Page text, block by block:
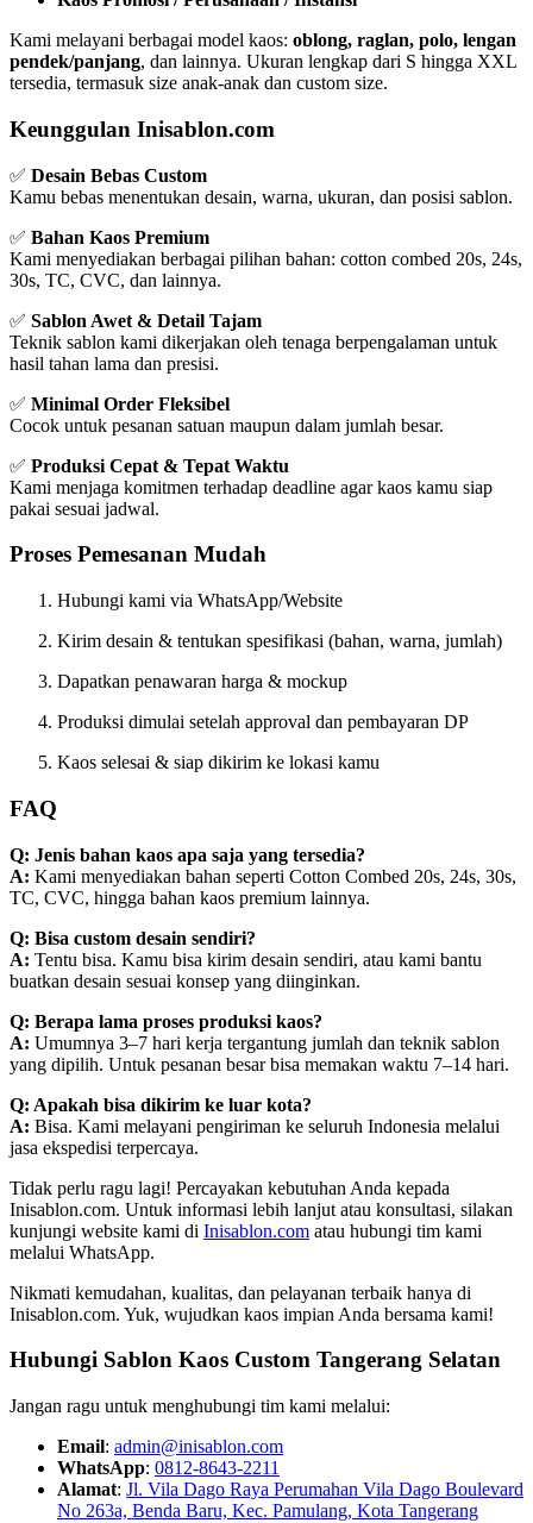
Kami melayani berbagai model kaos: oblong, raglan, polo, lengan
pendek/panjang, dan lainnya. Ukuran lengkap dari S hingga XXL
tersedia, termasuk size anak-anak dan custom size.
Keunggulan Inisablon.com
✅ Desain Bebas Custom
Kamu bebas menentukan desain, warna, ukuran, dan posisi sablon.
✅ Bahan Kaos Premium
Kami menyediakan berbagai pilihan bahan: cotton combed 20s, 24s,
30s, TC, CVC, dan lainnya.
✅ Sablon Awet & Detail Tajam
Teknik sablon kami dikerjakan oleh tenaga berpengalaman untuk
hasil tahan lama dan presisi.
✅ Minimal Order Fleksibel
Cocok untuk pesanan satuan maupun dalam jumlah besar.
✅ Produksi Cepat & Tepat Waktu
Kami menjaga komitmen terhadap deadline agar kaos kamu siap
pakai sesuai jadwal.
Proses Pemesanan Mudah
Hubungi kami via WhatsApp/Website
Kirim desain & tentukan spesifikasi (bahan, warna, jumlah)
Dapatkan penawaran harga & mockup
Produksi dimulai setelah approval dan pembayaran DP
Kaos selesai & siap dikirim ke lokasi kamu
FAQ
Q: Jenis bahan kaos apa saja yang tersedia?
A: Kami menyediakan bahan seperti Cotton Combed 20s, 24s, 30s,
TC, CVC, hingga bahan kaos premium lainnya.
Q: Bisa custom desain sendiri?
A: Tentu bisa. Kamu bisa kirim desain sendiri, atau kami bantu
buatkan desain sesuai konsep yang diinginkan.
Q: Berapa lama proses produksi kaos?
A: Umumnya 3–7 hari kerja tergantung jumlah dan teknik sablon
yang dipilih. Untuk pesanan besar bisa memakan waktu 7–14 hari.
Q: Apakah bisa dikirim ke luar kota?
A: Bisa. Kami melayani pengiriman ke seluruh Indonesia melalui
jasa ekspedisi terpercaya.
Tidak perlu ragu lagi! Percayakan kebutuhan Anda kepada
Inisablon.com. Untuk informasi lebih lanjut atau konsultasi, silakan
kunjungi website kami di Inisablon.com atau hubungi tim kami
melalui WhatsApp.
Nikmati kemudahan, kualitas, dan pelayanan terbaik hanya di
Inisablon.com. Yuk, wujudkan kaos impian Anda bersama kami!
Hubungi Sablon Kaos Custom Tangerang Selatan
Jangan ragu untuk menghubungi tim kami melalui:
Email: admin@inisablon.com
WhatsApp: 0812-8643-2211
Alamat: Jl. Vila Dago Raya Perumahan Vila Dago Boulevard
No 263a, Benda Baru, Kec. Pamulang, Kota Tangerang